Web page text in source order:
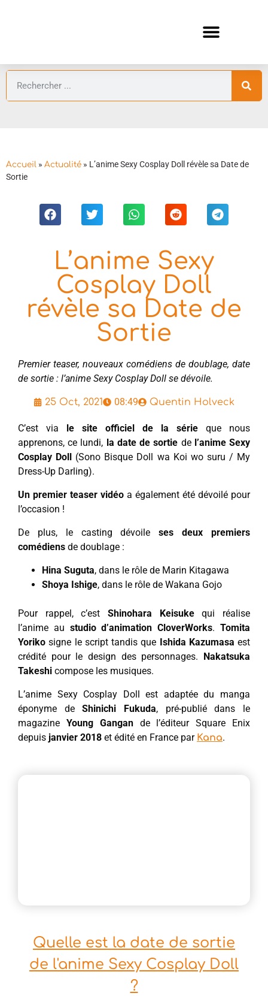
Accueil » Actualité » L’anime Sexy Cosplay Doll révèle sa Date de
Sortie
L’anime Sexy
Cosplay Doll
révèle sa Date de
Sortie
Premier teaser, nouveaux comédiens de doublage, date
de sortie : l’anime Sexy Cosplay Doll se dévoile.
25 Oct, 2021 08:49 Quentin Holveck
C’est via le site officiel de la série que nous
apprenons, ce lundi, la date de sortie de l’anime Sexy
Cosplay Doll (Sono Bisque Doll wa Koi wo suru / My
Dress-Up Darling).
Un premier teaser vidéo a également été dévoilé pour
l’occasion !
De plus, le casting dévoileses deux premiers
comédiens de doublage :
Hina Suguta, dans le rôle de Marin Kitagawa
Shoya Ishige, dans le rôle de Wakana Gojo
Pour rappel, c’est Shinohara Keisukequi réalise
l’anime au studio d’animation CloverWorks.Tomita
Yoriko signe le script tandis que Ishida Kazumasa est
crédité pour le design des personnages. Nakatsuka
Takeshi compose les musiques.
L’anime Sexy Cosplay Doll est adaptée du manga
éponyme deShinichi Fukuda, pré-publié dans le
magazine Young Gangande l’éditeur Square Enix
depuis janvier 2018 et édité en France par Kana.
Quelle est la date de sortie
de l'anime Sexy Cosplay Doll
?